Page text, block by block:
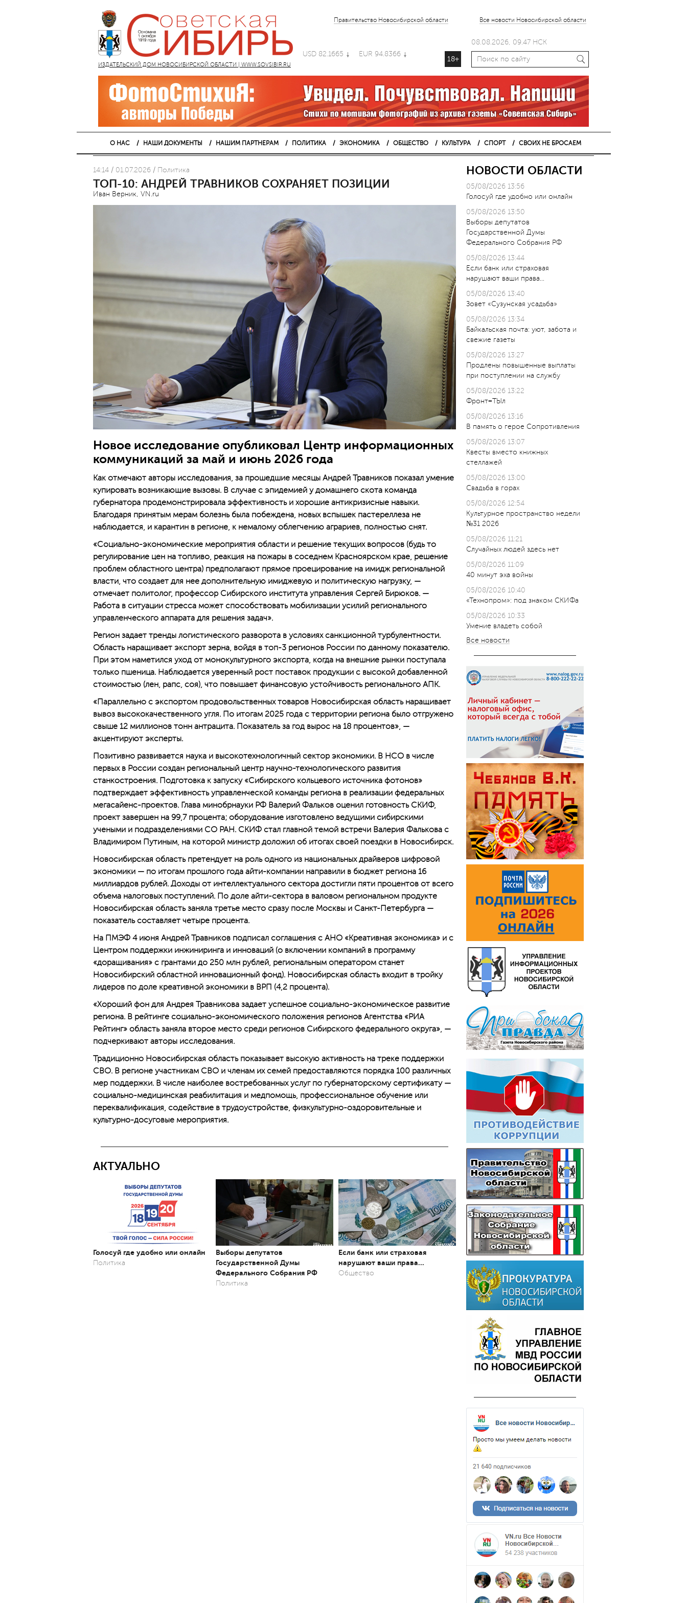
ИЗДАТЕЛЬСКИЙ ДОМ НОВОСИБИРСКОЙ ОБЛАСТИ | WWW.SOVSIBIR.RU
Правительство Новосибирской области Все новости Новосибирской области
USD 82.1665 EUR 94.8366
18+
08.08.2026, 09.47 НСК
О НАС НАШИ ДОКУМЕНТЫ НАШИМ ПАРТНЕРАМ ПОЛИТИКА ЭКОНОМИКА ОБЩЕСТВО КУЛЬТУРА СПОРТ СВОИХ НЕ БРОСАЕМ
14:14 / 01.07.2026 / Политика
ТОП-10: АНДРЕЙ ТРАВНИКОВ СОХРАНЯЕТ ПОЗИЦИИ
Иван Верник, VN.ru
Новое исследование опубликовал Центр информационных
коммуникаций за май и июнь 2026 года
Как отмечают авторы исследования, за прошедшие месяцы Андрей Травников показал умение
купировать возникающие вызовы. В случае с эпидемией у домашнего скота команда
губернатора продемонстрировала эффективность и хорошие антикризисные навыки.
Благодаря принятым мерам болезнь была побеждена, новых вспышек пастереллеза не
наблюдается, и карантин в регионе, к немалому облегчению аграриев, полностью снят.
«Социально-экономические мероприятия области и решение текущих вопросов (будь то
регулирование цен на топливо, реакция на пожары в соседнем Красноярском крае, решение
проблем областного центра) предполагают прямое проецирование на имидж региональной
власти, что создает для нее дополнительную имиджевую и политическую нагрузку, —
отмечает политолог, профессор Сибирского института управления Сергей Бирюков. —
Работа в ситуации стресса может способствовать мобилизации усилий регионального
управленческого аппарата для решения задач».
Регион задает тренды логистического разворота в условиях санкционной турбулентности.
Область наращивает экспорт зерна, войдя в топ-3 регионов России по данному показателю.
При этом наметился уход от монокультурного экспорта, когда на внешние рынки поступала
только пшеница. Наблюдается уверенный рост поставок продукции с высокой добавленной
стоимостью (лен, рапс, соя), что повышает финансовую устойчивость регионального АПК.
«Параллельно с экспортом продовольственных товаров Новосибирская область наращивает
вывоз высококачественного угля. По итогам 2025 года с территории региона было отгружено
свыше 12 миллионов тонн антрацита. Показатель за год вырос на 18 процентов», —
акцентируют эксперты.
Позитивно развивается наука и высокотехнологичный сектор экономики. В НСО в числе
первых в России создан региональный центр научно-технологического развития
станкостроения. Подготовка к запуску «Сибирского кольцевого источника фотонов»
подтверждает эффективность управленческой команды региона в реализации федеральных
мегасайенс-проектов. Глава мин­обрнауки РФ Валерий Фальков оценил готовность СКИФ,
проект завершен на 99,7 процента; оборудование изготовлено ведущими сибирскими
учеными и подразделениями СО РАН. СКИФ стал главной темой встречи Валерия Фалькова с
Владимиром Путиным, на которой министр доложил об итогах своей поездки в Новосибирск.
Новосибирская область претендует на роль одного из национальных драйверов цифровой
экономики — по итогам прошлого года айти-компании направили в бюджет региона 16
миллиардов рублей. Доходы от интеллектуального сектора достигли пяти процентов от всего
объема налоговых поступлений. По доле айти-сектора в валовом региональном продукте
Новосибирская область заняла третье место сразу после Москвы и Санкт-Петербурга —
показатель составляет четыре процента.
На ПМЭФ 4 июня Андрей Травников подписал соглашения с АНО «Креативная экономика» и с
Центром поддержки инжиниринга и инноваций (о включении компаний в программу
«доращивания» с грантами до 250 млн рублей, региональным оператором станет
Новосибирский областной инновационный фонд). Новосибирская область входит в тройку
лидеров по доле креативной экономики в ВРП (4,2 процента).
«Хороший фон для Андрея Травникова задает успешное социально-экономическое развитие
региона. В рейтинге социально-экономического положения регионов Агентства «РИА
Рейтинг» область заняла второе место среди регионов Сибирского федерального округа», —
подчеркивают авторы исследования.
Традиционно Новосибирская область показывает высокую активность на треке поддержки
СВО. В регионе участникам СВО и членам их семей предоставляются порядка 100 различных
мер поддержки. В числе наиболее востребованных услуг по губернаторскому сертификату —
социально-медицинская реабилитация и медпомощь, профессиональное обучение или
переквалификация, содействие в трудоустройстве, физкультурно-оздоровительные и
культурно-досуговые мероприятия.
АКТУАЛЬНО
Голосуй где удобно или онлайн
Политика
Выборы депутатов
Государственной Думы
Федерального Собрания РФ
Политика
Если банк или страховая
нарушают ваши права…
Общество
НОВОСТИ ОБЛАСТИ
05/08/2026 13:56
Голосуй где удобно или онлайн
05/08/2026 13:50
Выборы депутатов
Государственной Думы
Федерального Собрания РФ
05/08/2026 13:44
Если банк или страховая
нарушают ваши права…
05/08/2026 13:40
Зовет «Сузунская усадьба»
05/08/2026 13:34
Байкальская почта: уют, забота и
свежие газеты
05/08/2026 13:27
Продлены повышенные выплаты
при поступлении на службу
05/08/2026 13:22
Фронт=ТЫл
05/08/2026 13:16
В память о герое Сопротивления
05/08/2026 13:07
Квесты вместо книжных
стеллажей
05/08/2026 13:00
Свадьба в горах
05/08/2026 12:54
Культурное пространство недели
№31 2026
05/08/2026 11:21
Случайных людей здесь нет
05/08/2026 11:09
40 минут эха войны
05/08/2026 10:40
«Технопром»: под знаком СКИФа
05/08/2026 10:33
Умение владеть собой
Все новости